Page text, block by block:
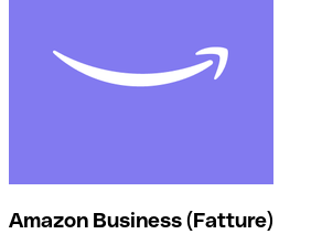
Amazon Business (Fatture)